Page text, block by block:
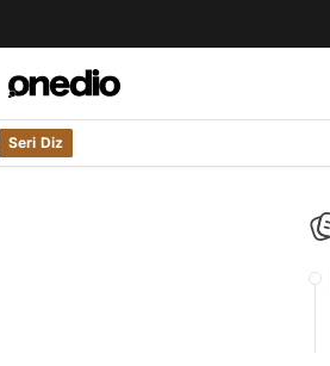
Seri Diz